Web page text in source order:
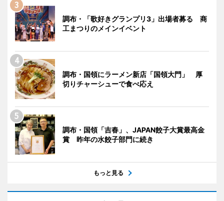
調布・「歌好きグランプリ3」出場者募る 商
工まつりのメインイベント
調布・国領にラーメン新店「国領大門」 厚
切りチャーシューで食べ応え
調布・国領「吉春」、JAPAN餃子大賞最高金
賞 昨年の水餃子部門に続き
もっと見る